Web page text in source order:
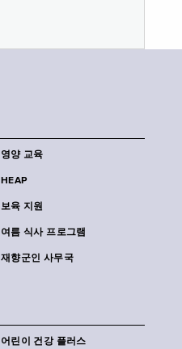
영양 교육
HEAP
보육 지원
여름 식사 프로그램
재향군인 사무국
어린이 건강 플러스